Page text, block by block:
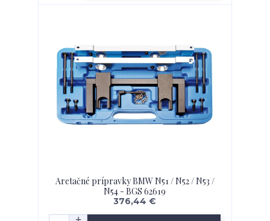
Aretačné prípravky BMW N51 / N52 / N53 /
N54 - BGS 62619
376,44 €